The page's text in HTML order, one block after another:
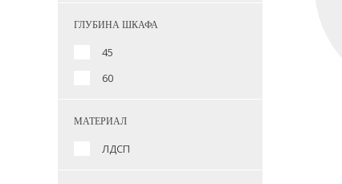
ГЛУБИНА ШКАФА
45
60
МАТЕРИАЛ
ЛДСП